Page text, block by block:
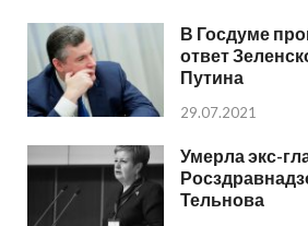
В Госдуме
ответ
Путина
29.07.2021
Умерла экс-
Тельнова